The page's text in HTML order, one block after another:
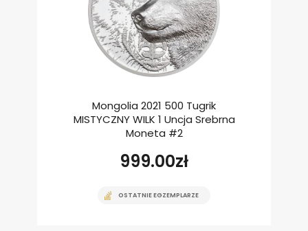
Mongolia 2021 500 Tugrik
MISTYCZNY WILK 1 Uncja Srebrna
Moneta #2
999.00zł
OSTATNIE EGZEMPLARZE